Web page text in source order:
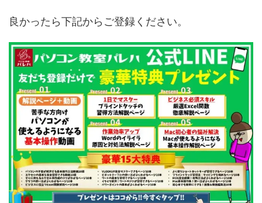
良かったら下記からご登録ください。